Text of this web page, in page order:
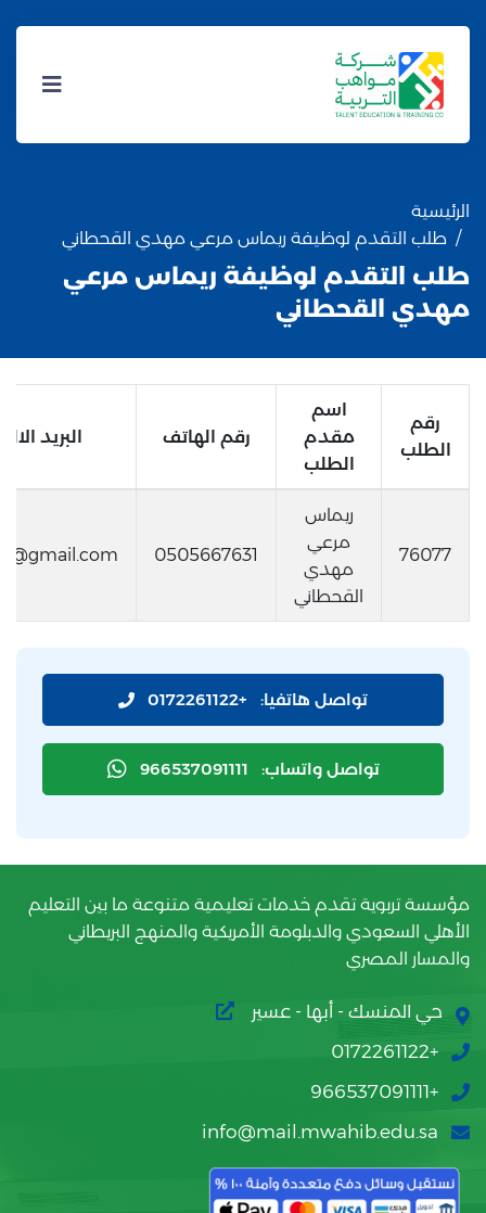
الرئيسية
طلب التقدم لوظيفة ريماس مرعي مهدي القحطاني
طلب التقدم لوظيفة ريماس مرعي
مهدي القحطاني
رقم
الطلب
اسم
مقدم
الطلب
رقم الهاتف البريد
76077
ريماس
مرعي
مهدي
القحطاني
0505667631
تواصل هاتفيا: +0172261122
تواصل واتساب: 966537091111
مؤسسة تربوية تقدم خدمات تعليمية متنوعة ما بين التعليم
الأهلي السعودي والدبلومة الأمريكية والمنهج البريطاني
والمسار المصري
حي المنسك - أبها - عسير
+0172261122
+966537091111
info@mail.mwahib.edu.sa